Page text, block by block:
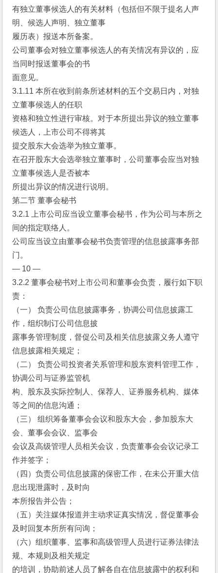
有独立董事候选人的有关材料（包括但不限于提名人声
明、候选人声明、独立董事
履历表）报送本所备案。
公司董事会对独立董事候选人的有关情况有异议的，应
当同时报送董事会的书
面意见。
3.1.11 本所在收到前条所述材料的五个交易日内，对独
立董事候选人的任职
资格和独立性进行审核。对于本所提出异议的独立董事
候选人，上市公司不得将其
提交股东大会选举为独立董事。
在召开股东大会选举独立董事时，公司董事会应当对独
立董事候选人是否被本
所提出异议的情况进行说明。
第二节 董事会秘书
3.2.1 上市公司应当设立董事会秘书，作为公司与本所之
间的指定联络人。
公司应当设立由董事会秘书负责管理的信息披露事务部
门。
— 10 —
3.2.2 董事会秘书对上市公司和董事会负责，履行如下职
责：
（一） 负责公司信息披露事务，协调公司信息披露工
作，组织制订公司信息披
露事务管理制度，督促公司及相关信息披露义务人遵守
信息披露相关规定；
（二） 负责公司投资者关系管理和股东资料管理工作，
协调公司与证券监管机
构、股东及实际控制人、保荐人、证券服务机构、媒体
等之间的信息沟通；
（三） 组织筹备董事会会议和股东大会，参加股东大
会、董事会会议、监事会
会议及高级管理人员相关会议，负责董事会会议记录工
作并签字；
（四）负责公司信息披露的保密工作，在未公开重大信
息出现泄露时，及时向
本所报告并公告；
（五）关注媒体报道并主动求证真实情况，督促董事会
及时回复本所所有问询；
（六）组织董事、监事和高级管理人员进行证券法律法
规、本规则及相关规定
的培训，协助前述人员了解各自在信息披露中的权利和